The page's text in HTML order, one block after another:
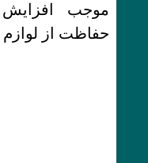
موجب افزایش
حفاظت از